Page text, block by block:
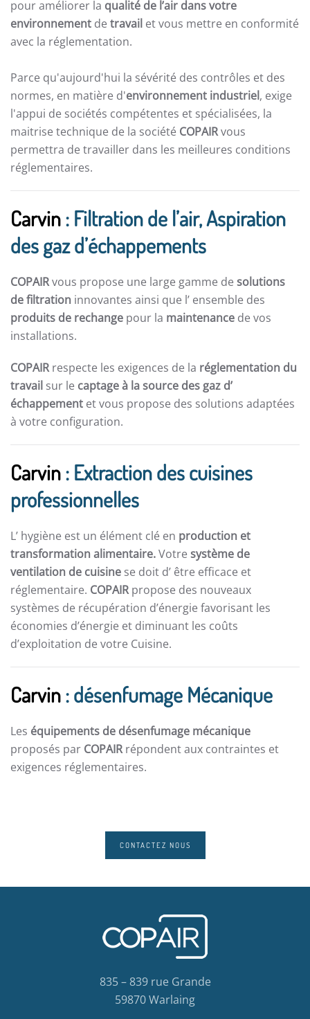
pour améliorer la qualité de l’air dans votre
environnement de travail et vous mettre en conformité
avec la réglementation.
Parce qu'aujourd'hui la sévérité des contrôles et des
normes, en matière d'environnement industriel, exige
l'appui de sociétés compétentes et spécialisées, la
maitrise technique de la société COPAIRvous
permettra de travailler dans les meilleures conditions
réglementaires.
Carvin: Filtration de l’air, Aspiration
des gaz d’échappements
COPAIRvous propose une large gamme de solutions
de filtration innovantes ainsi que l’ ensemble des
produits de rechange pour la maintenance de vos
installations.
COPAIRrespecte les exigences de la réglementation du
travail sur le captage à la source des gaz d’
échappement et vous propose des solutions adaptées
à votre configuration.
Carvin: Extraction des cuisines
professionnelles
L’ hygiène est un élément clé en production et
transformation alimentaire.Votre système de
ventilation de cuisine se doit d’ être efficace et
réglementaire. COPAIRpropose des nouveaux
systèmes de récupération d’énergie favorisant les
économies d’énergie et diminuant les coûts
d’exploitation de votre Cuisine.
Carvin: désenfumage Mécanique
Les équipements de désenfumage mécanique
proposés par COPAIRrépondent aux contraintes et
exigences réglementaires.
CONTACTEZ NOUS
835 – 839 rue Grande
59870 Warlaing